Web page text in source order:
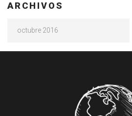
ARCHIVOS